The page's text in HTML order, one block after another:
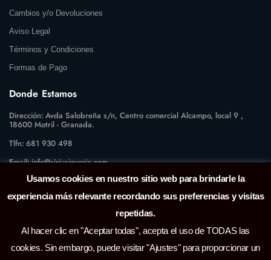
Cambios y/o Devoluciones
Aviso Legal
Términos y Condiciones
Formas de Pago
Donde Estamos
Tlfn: 681 930 498
Email:info@siriusjoyeria.com
Dirección: Avda Salobreña s/n, Centro comercial Alcampo, local 9 ,
18600 Motril - Granada.
Usamos cookies en nuestro sitio web para brindarle la
experiencia más relevante recordando sus preferencias y visitas
repetidas.
Al hacer clic en "Aceptar todas", acepta el uso de TODAS las
cookies. Sin embargo, puede visitar "Ajustes" para proporcionar un